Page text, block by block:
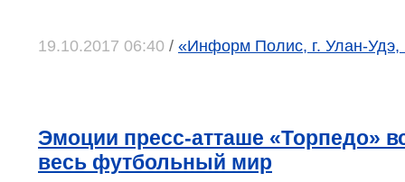
19.10.2017 06:40 / «Информ Полис, г. Улан-Удэ,
Эмоции пресс-атташе «Торпедо»
весь футбольный мир